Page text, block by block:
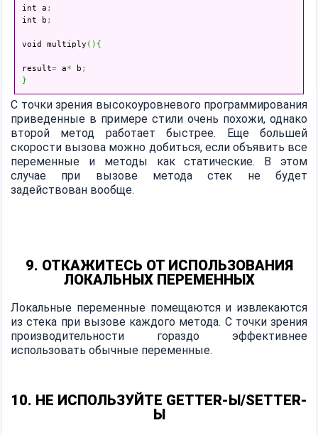
int a ;
int b ;
void multiply ( ) {
result= a* b ;
}
С точки зрения высокоуровневого программирования
приведенные в примере стили очень похожи, однако
второй метод работает быстрее. Еще большей
скорости вызова можно добиться, если объявить все
переменные и методы как статические. В этом
случае при вызове метода стек не будет
задействован вообще.
9. ОТКАЖИТЕСЬ ОТ ИСПОЛЬЗОВАНИЯ
ЛОКАЛЬНЫХ ПЕРЕМЕННЫХ
Локальные переменные помещаются и извлекаются
из стека при вызове каждого метода. С точки зрения
производительности гораздо эффективнее
использовать обычные переменные.
10. НЕ ИСПОЛЬЗУЙТЕ GETTER-Ы/SETTER-
Ы